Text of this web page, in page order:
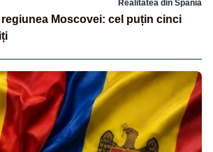
Realitatea din Spania
Moscovei: cel puțin cinci